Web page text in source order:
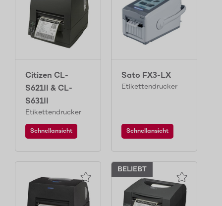
Citizen CL-
S621II & CL-
S631II
Etikettendrucker
Schnellansicht
Sato FX3-LX
Etikettendrucker
Schnellansicht
BELIEBT